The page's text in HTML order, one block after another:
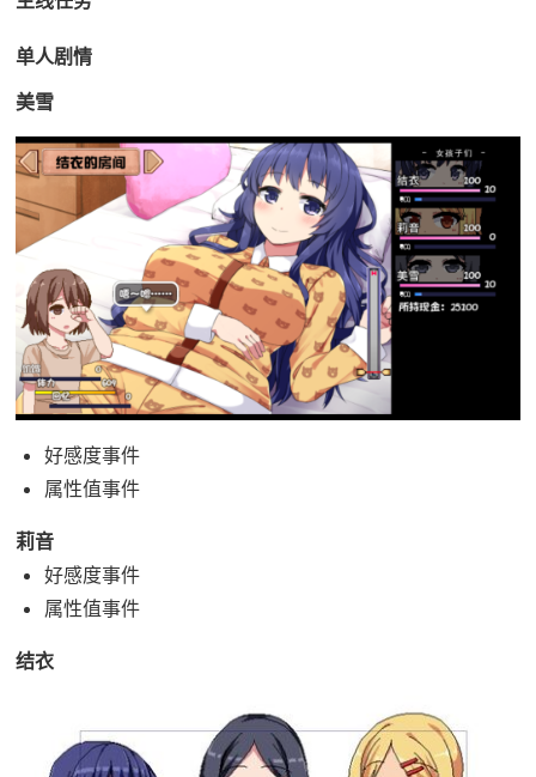
单人剧情
美雪
好感度事件
属性值事件
莉音
好感度事件
属性值事件
结衣